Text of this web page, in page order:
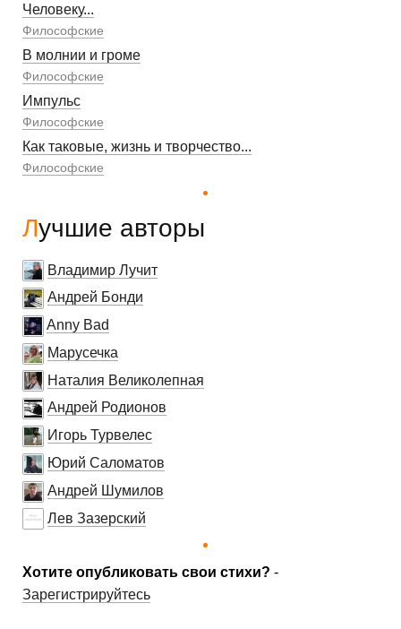
Человеку...
Философские
В молнии и громе
Философские
Импульс
Философские
Как таковые, жизнь и творчество...
Философские
Лучшие авторы
Владимир Лучит
Андрей Бонди
Anny Bad
Марусечка
Наталия Великолепная
Андрей Родионов
Игорь Турвелес
Юрий Саломатов
Андрей Шумилов
Лев Зазерский
Хотите опубликовать свои стихи? -
Зарегистрируйтесь